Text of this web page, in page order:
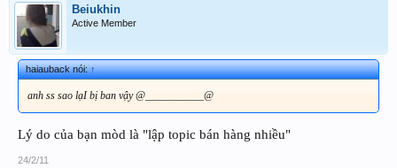
Beiukhin
Active Member
haiauback nói:↑
anh ss sao lạI bị ban vậy @___________@
Lý do của bạn mòd là "lập topic bán hàng nhiều"
24/2/11